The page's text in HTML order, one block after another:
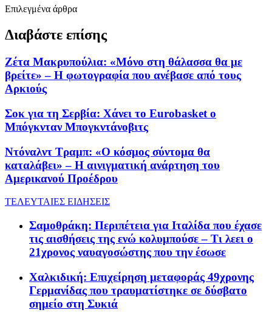
Επιλεγμένα άρθρα
Διαβάστε επίσης
Zέτα Μακρυπούλια: «Μόνο στη θάλασσα θα με
βρείτε» – Η φωτογραφία που ανέβασε από τους
Αρκιούς
Σοκ για τη Σερβία: Χάνει το Eurobasket ο
Μπόγκνταν Μπογκντάνοβιτς
Ντόναλντ Τραμπ: «Ο κόσμος σύντομα θα
καταλάβει» – Η αινιγματική ανάρτηση του
Αμερικανού Προέδρου
ΤΕΛΕΥΤΑΙΕΣ ΕΙΔΗΣΕΙΣ
Σαμοθράκη: Περιπέτεια για Ιταλίδα που έχασε
τις αισθήσεις της ενώ κολυμπούσε – Τι λεει ο
21χρονος ναυαγοσώστης που την έσωσε
Χαλκιδική: Επιχείρηση μεταφοράς 49χρονης
Γερμανίδας που τραυματίστηκε σε δύσβατο
σημείο στη Συκιά